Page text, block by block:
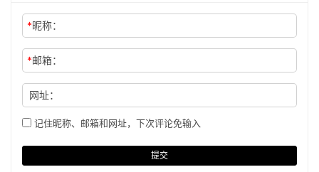
*昵称：
*邮箱：
网址：
记住昵称、邮箱和网址，下次评论免输入
提交